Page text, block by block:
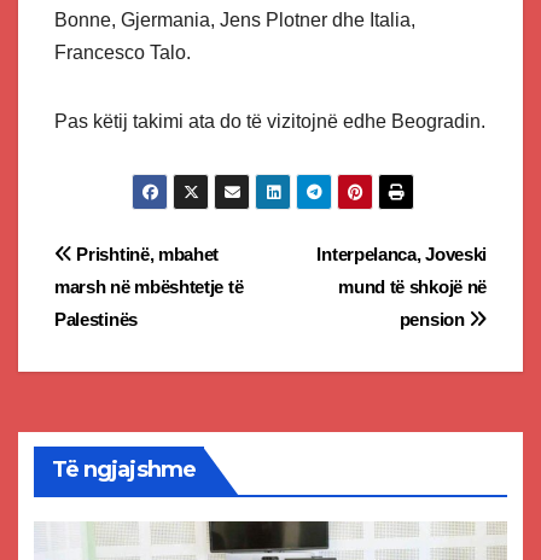
Bonne, Gjermania, Jens Plotner dhe Italia,
Francesco Talo.
Pas këtij takimi ata do të vizitojnë edhe Beogradin.
Post
navigation
Interpelanca, Joveski
mund të shkojë në
pension
Prishtinë, mbahet
marsh në mbështetje të
Palestinës
Të ngjajshme